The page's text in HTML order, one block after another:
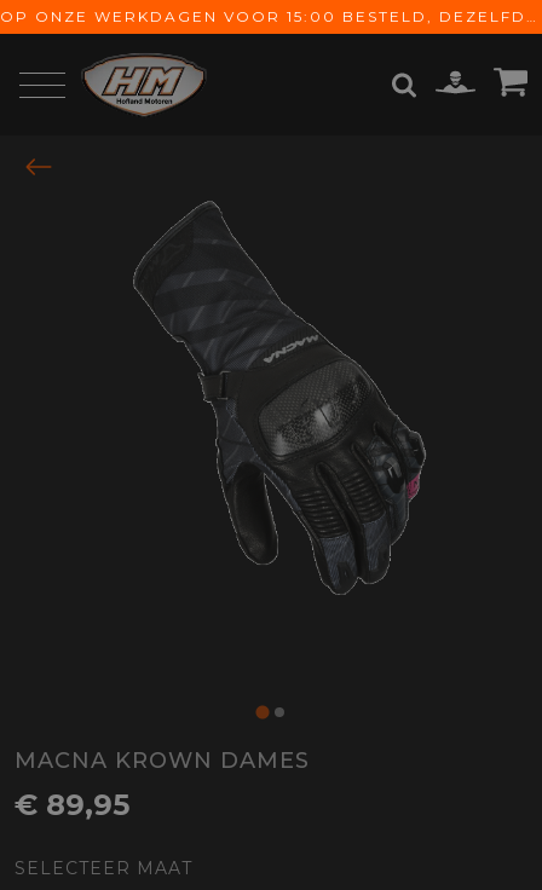
OP ONZE WERKDAGEN VOOR 15:00 BESTELD, DEZELFDE DAG VERZONDEN! GRATIS VERZENDING VANAF € 65,-
MACNA KROWN DAMES
€ 89,95
SELECTEER MAAT